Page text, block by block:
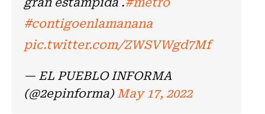
#contigoenlamanana
pic.twitter.com/ZWSVWgd7Mf
— EL PUEBLO INFORMA
(@2epinforma)May 17, 2022